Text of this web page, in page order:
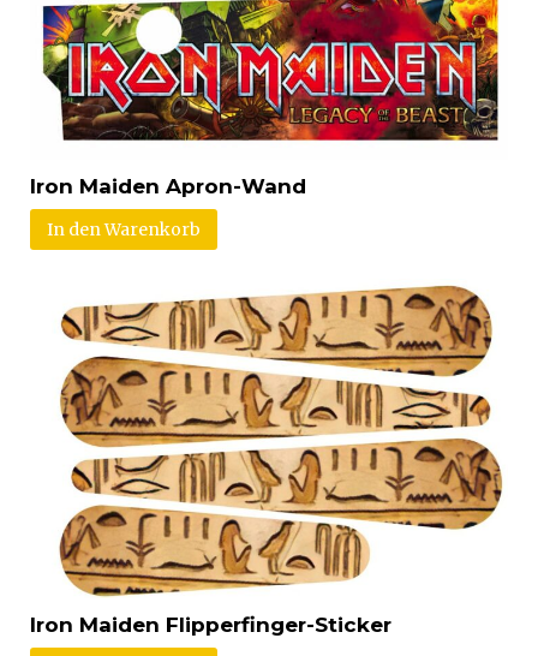
Iron Maiden Apron-Wand
In den Warenkorb
Iron Maiden Flipperfinger-Sticker